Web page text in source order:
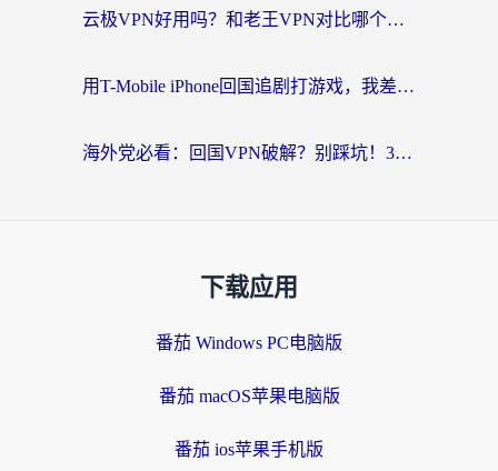
云极VPN好用吗？和老王VPN对比哪个回国效果更好？海外党必看的真实体验指南
用T-Mobile iPhone回国追剧打游戏，我差点把手机砸了
海外党必看：回国VPN破解？别踩坑！3步选对加速器无缝刷国内资源
下载应用
番茄 Windows PC电脑版
番茄 macOS苹果电脑版
番茄 ios苹果手机版